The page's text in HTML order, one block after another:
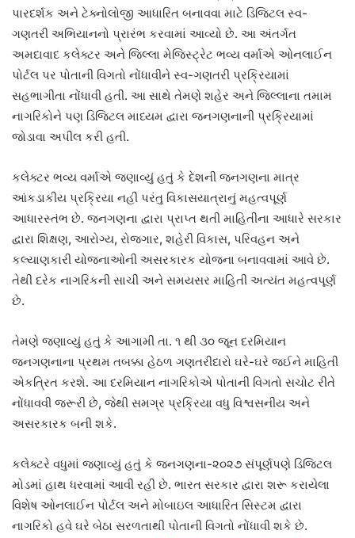
પારદર્શક અને ટેક્નોલોજી આધારિત બનાવવા માટે ડિજિટલ સ્વ-
ગણતરી અભિયાનનો પ્રારંભ કરવામાં આવ્યો છે. આ અંતર્ગત
અમદાવાદ કલેક્ટર અને જિલ્લા મેજિસ્ટ્રેટ ભવ્ય વર્માએ ઓનલાઈન
પોર્ટલ પર પોતાની વિગતો નોંધાવીને સ્વ-ગણતરી પ્રક્રિયામાં
સહભાગીતા નોંધાવી હતી. આ સાથે તેમણે શહેર અને જિલ્લાના તમામ
નાગરિકોને પણ ડિજિટલ માધ્યમ દ્વારા જનગણનાની પ્રક્રિયામાં
જોડાવા અપીલ કરી હતી.
કલેક્ટર ભવ્ય વર્માએ જણાવ્યું હતું કે દેશની જનગણના માત્ર
આંકડાકીય પ્રક્રિયા નહીં પરંતુ વિકાસયાત્રાનું મહત્વપૂર્ણ
આધારસ્તંભ છે. જનગણના દ્વારા પ્રાપ્ત થતી માહિતીના આધારે સરકાર
દ્વારા શિક્ષણ, આરોગ્ય, રોજગાર, શહેરી વિકાસ, પરિવહન અને
કલ્યાણકારી યોજનાઓની અસરકારક યોજના બનાવવામાં આવે છે.
તેથી દરેક નાગરિકની સાચી અને સમયસર માહિતી અત્યંત મહત્વપૂર્ણ
છે.
તેમણે જણાવ્યું હતું કે આગામી તા. ૧ થી ૩૦ જૂન દરમિયાન
જનગણનાના પ્રથમ તબક્કા હેઠળ ગણતરીદારો ઘરે-ઘરે જઈને માહિતી
એકત્રિત કરશે. આ દરમિયાન નાગરિકોએ પોતાની વિગતો સચોટ રીતે
નોંધાવવી જરૂરી છે, જેથી સમગ્ર પ્રક્રિયા વધુ વિશ્વસનીય અને
અસરકારક બની શકે.
કલેક્ટરે વધુમાં જણાવ્યું હતું કે જનગણના-૨૦૨૭ સંપૂર્ણપણે ડિજિટલ
મોડમાં હાથ ધરવામાં આવી રહી છે. ભારત સરકાર દ્વારા શરૂ કરાયેલા
વિશેષ ઓનલાઈન પોર્ટલ અને મોબાઇલ આધારિત સિસ્ટમ દ્વારા
નાગરિકો હવે ઘરે બેઠા સરળતાથી પોતાની વિગતો નોંધાવી શકે છે.